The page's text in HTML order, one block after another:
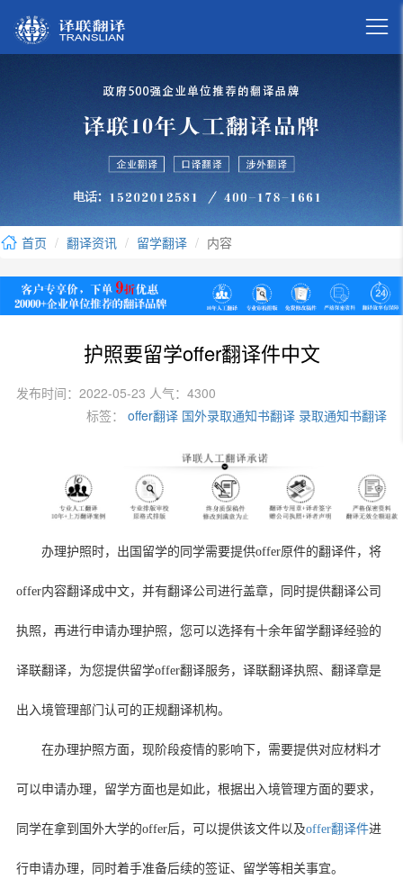

首页 翻译资讯 留学翻译 内容
护照要留学offer翻译件中文
发布时间：2022-05-23 人气：4300
标签：
offer翻译 国外录取通知书翻译 录取通知书翻译
办理护照时，出国留学的同学需要提供offer原件的翻译件，将
offer内容翻译成中文，并有翻译公司进行盖章，同时提供翻译公司
执照，再进行申请办理护照，您可以选择有十余年留学翻译经验的
译联翻译，为您提供留学offer翻译服务，译联翻译执照、翻译章是
出入境管理部门认可的正规翻译机构。
在办理护照方面，现阶段疫情的影响下，需要提供对应材料才
可以申请办理，留学方面也是如此，根据出入境管理方面的要求，
同学在拿到国外大学的offer后，可以提供该文件以及offer翻译件进
行申请办理，同时着手准备后续的签证、留学等相关事宜。